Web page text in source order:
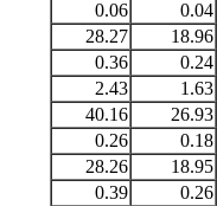
0.04
0.06
18.96
28.27
0.24
0.36
1.63
2.43
26.93
40.16
0.18
0.26
18.95
28.26
0.26
0.39